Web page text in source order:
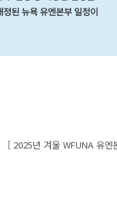
[ 2025년 겨울 WFUNA 유엔